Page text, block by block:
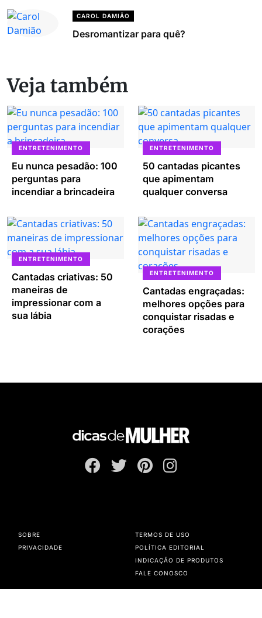
CAROL DAMIÃO
Desromantizar para quê?
Veja também
ENTRETENIMENTO
Eu nunca pesadão: 100
perguntas para
incendiar a brincadeira
ENTRETENIMENTO
50 cantadas picantes
que apimentam
qualquer conversa
ENTRETENIMENTO
Cantadas criativas: 50
maneiras de
impressionar com a
sua lábia
ENTRETENIMENTO
Cantadas engraçadas:
melhores opções para
conquistar risadas e
corações
SOBRE
PRIVACIDADE
TERMOS DE USO
POLÍTICA EDITORIAL
INDICAÇÃO DE PRODUTOS
FALE CONOSCO